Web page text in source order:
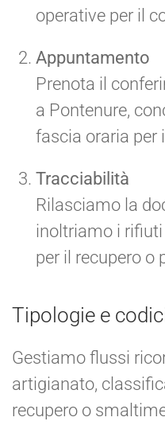
operative per il
Appuntamento
Prenota il
a Pontenure,
fascia oraria per
Tracciabilità
Rilasciamo la
inoltriamo i
per il recupero o
Tipologie e
Gestiamo flussi
artigianato,
recupero o